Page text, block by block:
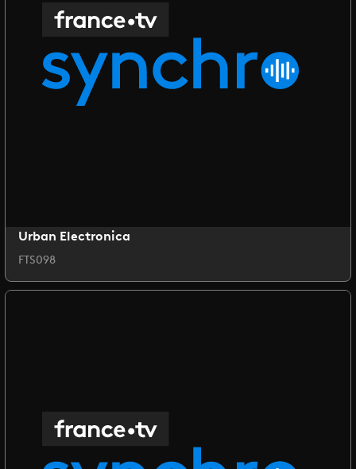
Urban Electronica
FTS098